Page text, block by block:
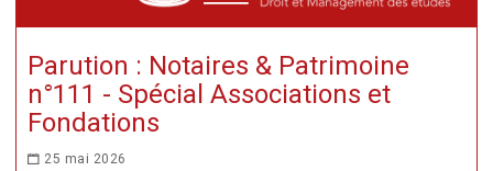
Parution : Notaires & Patrimoine
n°111 - Spécial Associations et
Fondations
25 mai 2026